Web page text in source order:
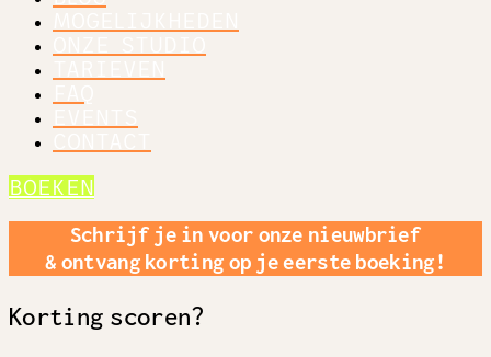
BOEKEN
Schrijf je in voor onze nieuwbrief
& ontvang korting op je eerste boeking!
Korting scoren?